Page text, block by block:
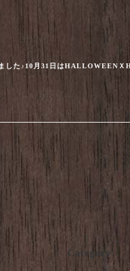
した♪10月31日はHALLOWEENＸ
Category